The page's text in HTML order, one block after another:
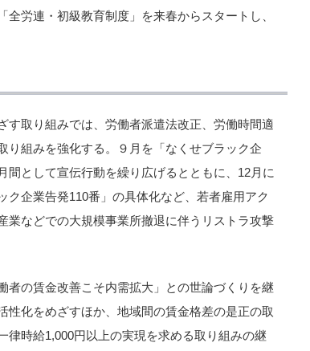
労連・初級教育制度」を来春からスタートし、
す取り組みでは、労働者派遣法改正、労働時間適
り組みを強化する。９月を「なくせブラック企
として宣伝行動を繰り広げるとともに、12月に
ク企業告発110番」の具体化など、若者雇用アク
業などでの大規模事業所撤退に伴うリストラ攻撃
者の賃金改善こそ内需拡大」との世論づくりを継
化をめざすほか、地域間の賃金格差の是正の取
律時給1,000円以上の実現を求める取り組みの継